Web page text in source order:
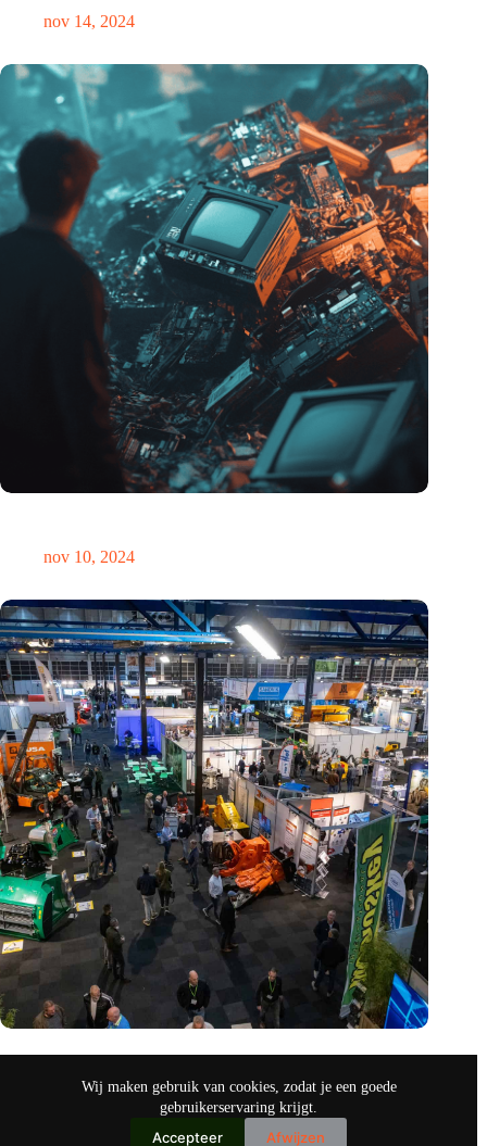
Wij maken gebruik van cookies, zodat je een goede
gebruikerservaring krijgt.
Accepteer Afwijzen
nov 14, 2024
nov 10, 2024
legt accent op de rol van AI
nov 9, 2024